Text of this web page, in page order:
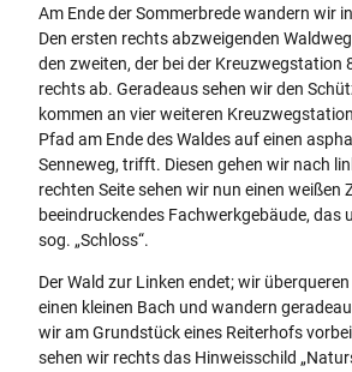
Am Ende der Sommerbrede wandern wir
Den ersten rechts abzweigenden
den zweiten, der bei der Kreuzwegstation
rechts ab. Geradeaus sehen wir den
kommen an vier weiteren
Pfad am Ende des Waldes auf einen
Senneweg, trifft. Diesen gehen wir nach
rechten Seite sehen wir nun einen weißen
beeindruckendes Fachwerkgebäude, das
sog. „Schloss“.
Der Wald zur Linken endet; wir
einen kleinen Bach und wandern
wir am Grundstück eines Reiterhofs
sehen wir rechts das Hinweisschild